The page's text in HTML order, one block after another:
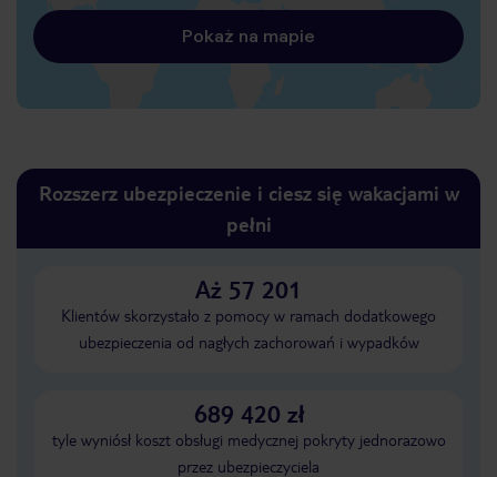
Pokaż na mapie
Rozszerz ubezpieczenie i ciesz się wakacjami w
pełni
Aż 57 201
Klientów skorzystało z pomocy w ramach dodatkowego
ubezpieczenia od nagłych zachorowań i wypadków
689 420 zł
tyle wyniósł koszt obsługi medycznej pokryty jednorazowo
przez ubezpieczyciela